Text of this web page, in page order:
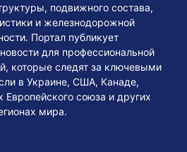
подвижного состава,
и железнодорожной
Портал публикует
для профессиональной
которые следят за ключевыми
в Украине, США, Канаде,
Европейского союза и других
мира.